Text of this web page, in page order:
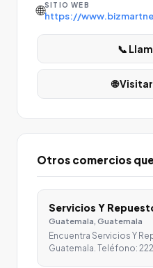
🌐SITIO WEB
https://
📞
🌐
Otros comercios
Servicios Y
Guatemala, Guatemala
Encuentra Servicios Y
Guatemala. Teléfono: